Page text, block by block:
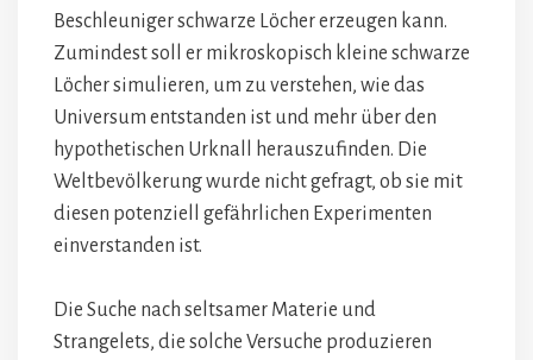
Beschleuniger schwarze Löcher erzeugen kann.
Zumindest soll er mikroskopisch kleine schwarze
Löcher simulieren, um zu verstehen, wie das
Universum entstanden ist und mehr über den
hypothetischen Urknall herauszufinden. Die
Weltbevölkerung wurde nicht gefragt, ob sie mit
diesen potenziell gefährlichen Experimenten
einverstanden ist.
Die Suche nach seltsamer Materie und
Strangelets, die solche Versuche produzieren